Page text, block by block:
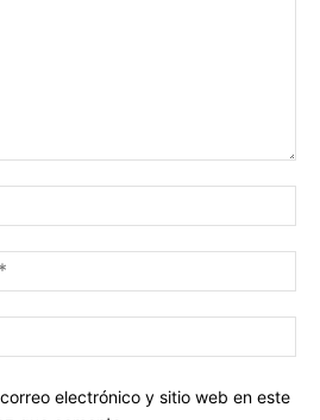
electrónico y sitio web en este